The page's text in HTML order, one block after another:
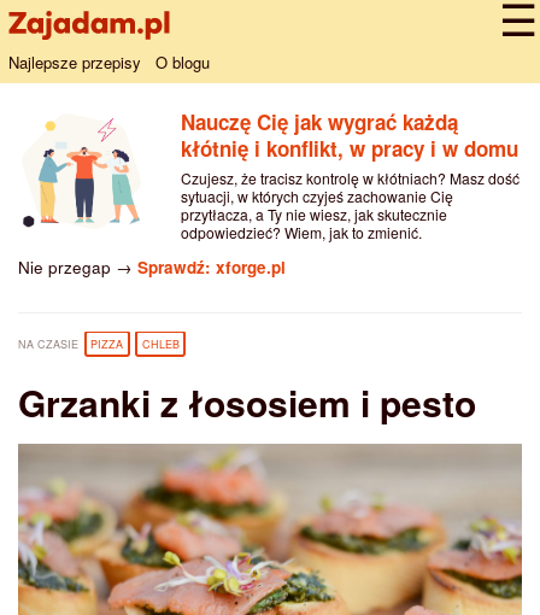
Najlepsze przepisy O blogu
Nauczę Cię jak wygrać każdą
kłótnię i konflikt, w pracy i w domu
Czujesz, że tracisz kontrolę w kłótniach? Masz dość
sytuacji, w których czyjeś zachowanie Cię
przytłacza, a Ty nie wiesz, jak skutecznie
odpowiedzieć? Wiem, jak to zmienić.
Nie przegap → Sprawdź: xforge.pl
NA CZASIE PIZZA CHLEB
Grzanki z łososiem i pesto